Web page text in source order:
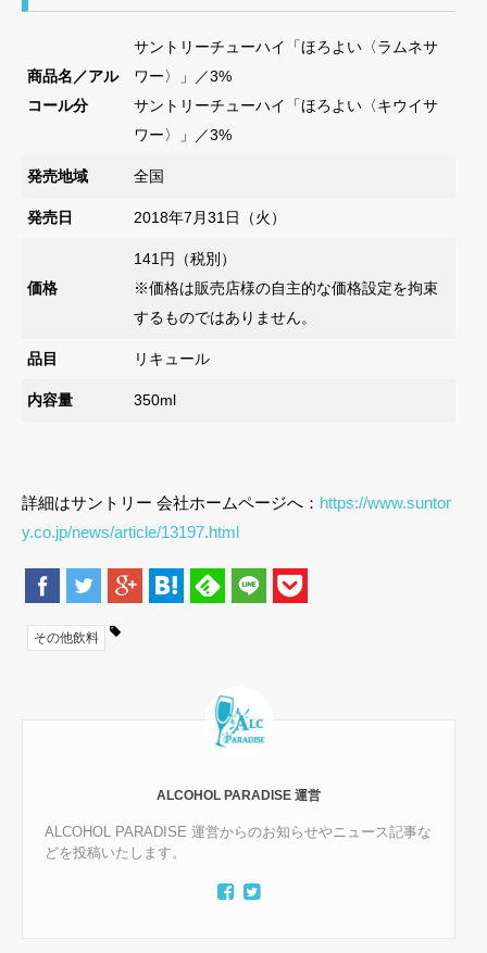
商品名／アル
コール分
サントリーチューハイ「ほろよい〈ラムネサ
ワー〉」／3%
サントリーチューハイ「ほろよい〈キウイサ
ワー〉」／3%
発売地域 全国
発売日 2018年7月31日（火）
価格
141円（税別）
※価格は販売店様の自主的な価格設定を拘束
するものではありません。
品目 リキュール
内容量 350ml
詳細はサントリー 会社ホームページへ： https://www.suntor
y.co.jp/news/article/13197.html
その他飲料
ALCOHOL PARADISE 運営
ALCOHOL PARADISE 運営からのお知らせやニュース記事な
どを投稿いたします。